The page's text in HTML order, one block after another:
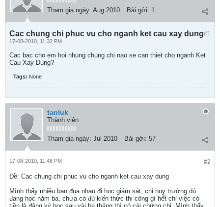
Tham gia ngày: Aug 2010 Bài gởi: 1
#1
Cac chung chi phuc vu cho nganh ket cau xay dung
17-08-2010, 11:32 PM
Cac bac cho em hoi nhung chung chi nao se can thiet cho nganh Ket
Cau Xay Dung?
Tags: None
tanluk
Thành viên
Tham gia ngày: Jul 2010 Bài gởi: 57
#2
17-08-2010, 11:48 PM
Ðề: Cac chung chi phuc vu cho nganh ket cau xay dung
Mình thấy nhiều bạn đua nhau đi học giám sát, chỉ huy trưởng dủ
đang học năm ba, chưa có đủ kiến thức thi công gì hết chỉ việc có